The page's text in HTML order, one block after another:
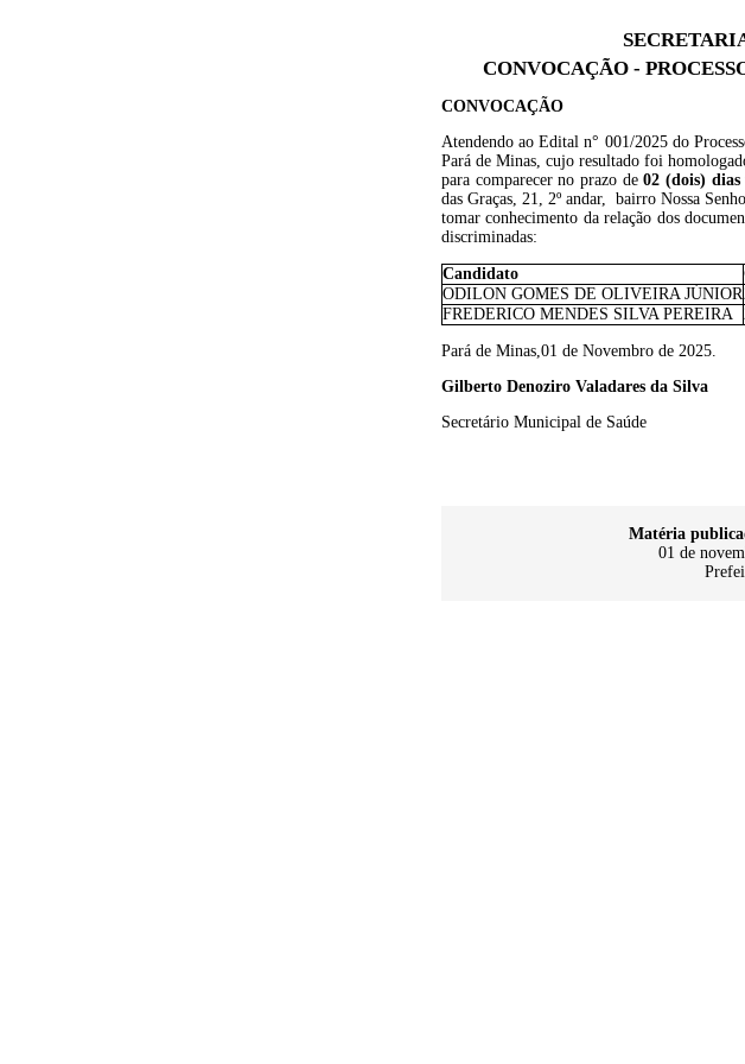
CONVOCAÇÃO -
CONVOCAÇÃO
Atendendo ao Edital n° 001/2025 do
Pará de Minas, cujo resultado foi
para comparecer no prazo de02 (dois) dias
das Graças, 21, 2º andar, bairro Nossa
tomar conhecimento da relação dos
discriminadas:
Candidato
ODILON GOMES DE OLIVEIRA JÚNIOR
FREDERICO MENDES SILVA PEREIRA
Pará de Minas,01 de Novembro de 2025.
Gilberto Denoziro Valadares da Silva
Secretário Municipal de Saúde
Matéria
01 de